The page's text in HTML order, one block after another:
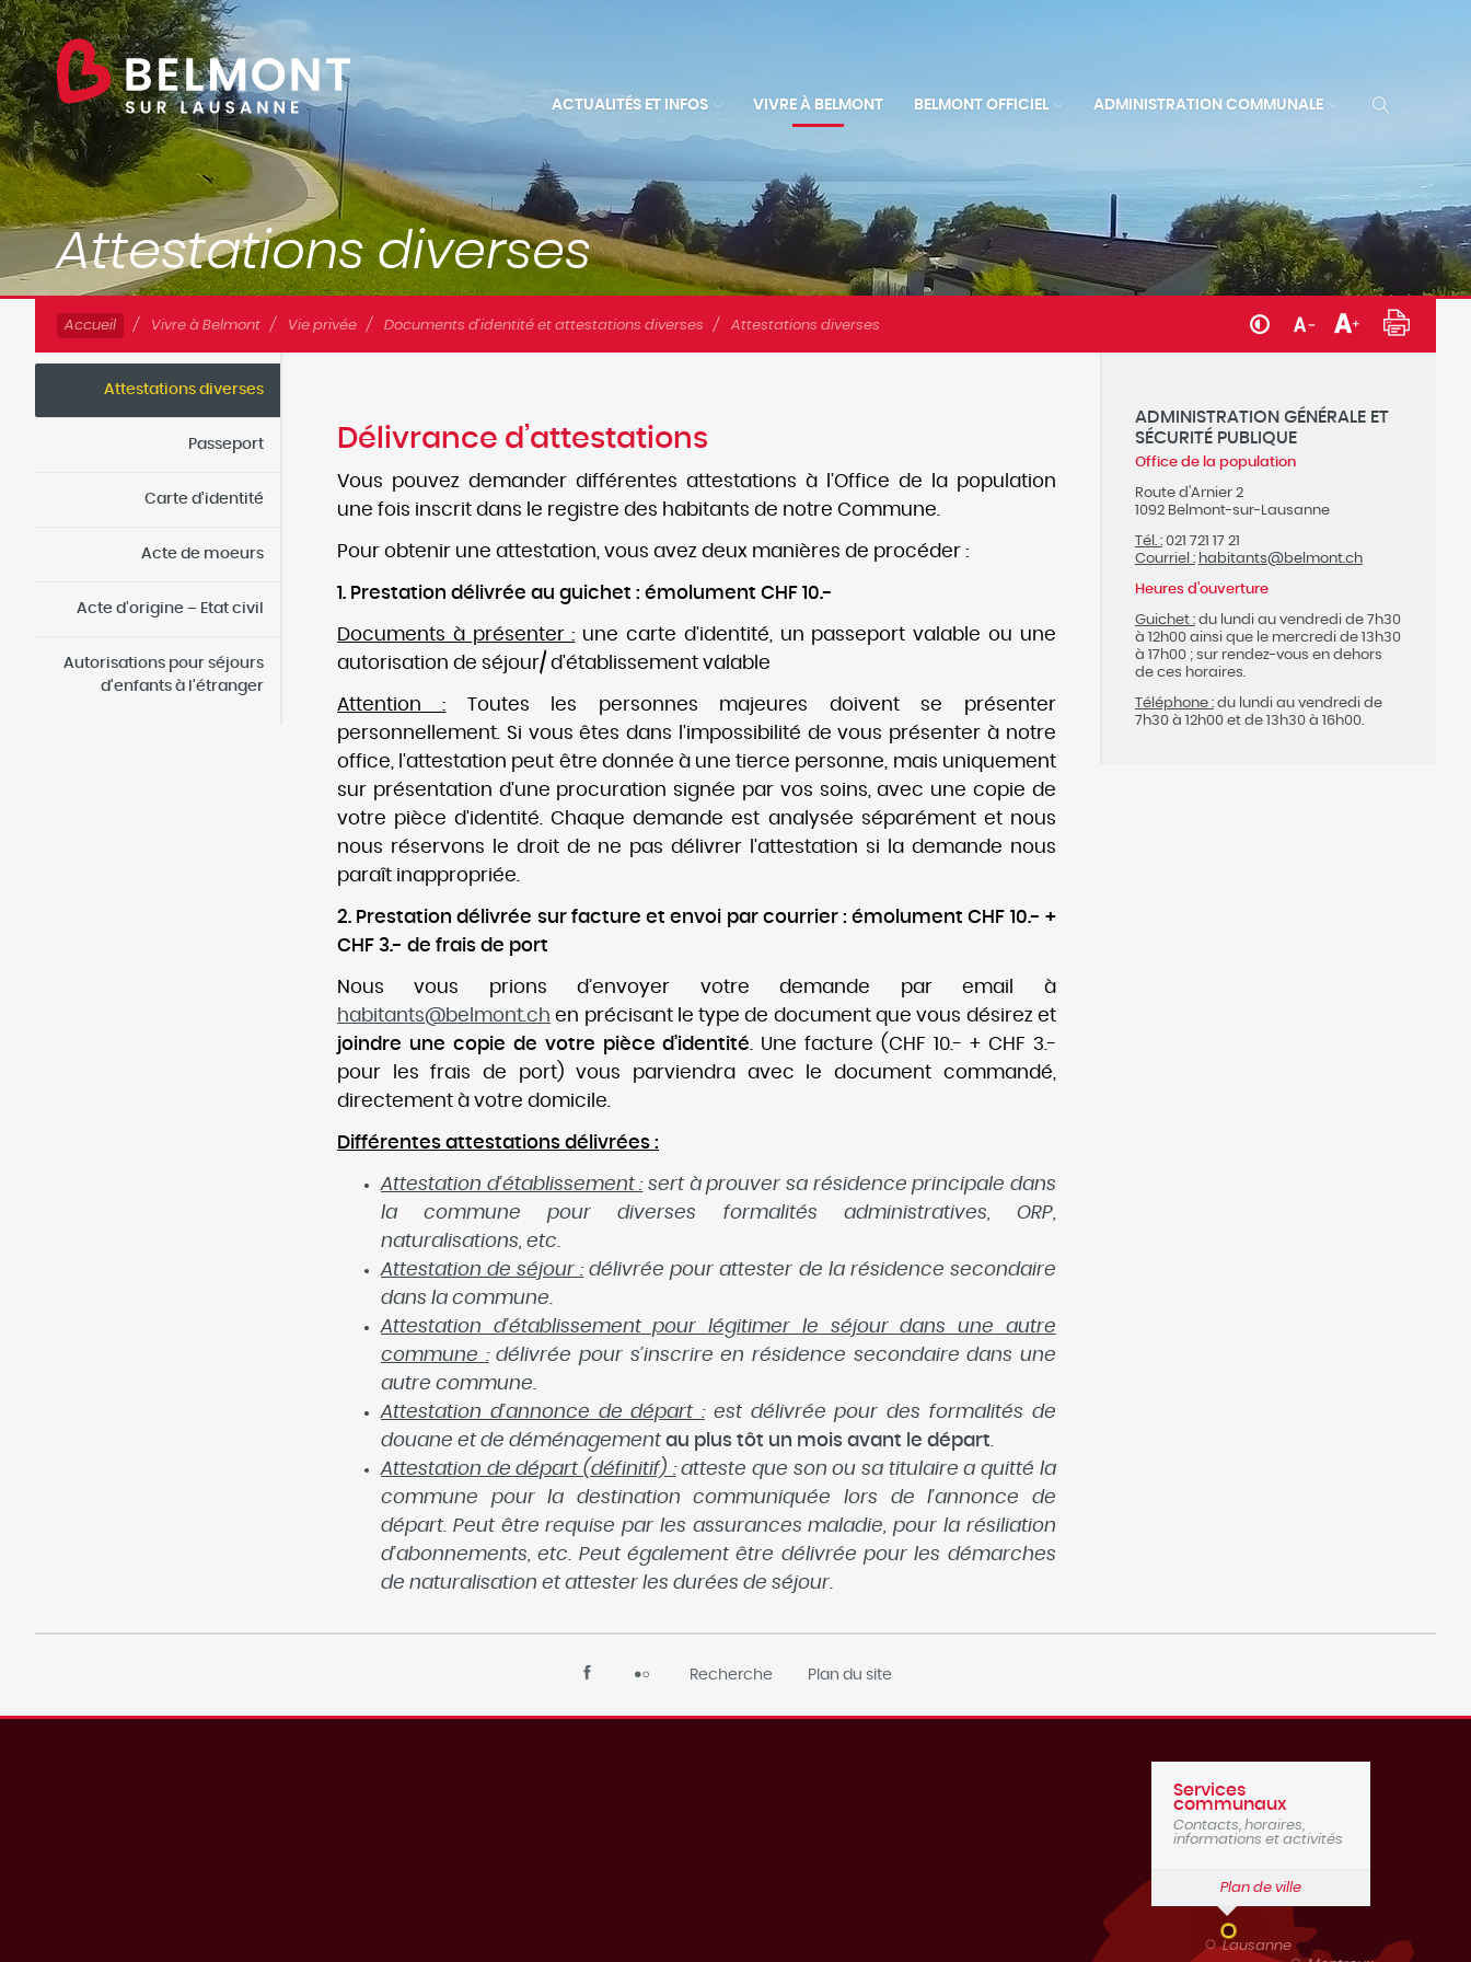
ACTUALITÉS ET INFOS VIVRE À BELMONT BELMONT OFFICIEL ADMINISTRATION COMMUNALE
Accueil Vivre à Belmont Vie privée Documents d’identité et attestations diverses Attestations diverses
Attestations diverses
Passeport
Carte d'identité
Acte de moeurs
Acte d’origine – Etat civil
Autorisations pour séjours
d'enfants à l'étranger
Délivrance d’attestations
Vous pouvez demander différentes attestations à l’Office de la population
une fois inscrit dans le registre des habitants de notre Commune.
Pour obtenir une attestation, vous avez deux manières de procéder :
1. Prestation délivrée au guichet : émolument CHF 10.-
Documents à présenter : une carte d'identité, un passeport valable ou une
autorisation de séjour/ d'établissement valable
Attention : Toutes les personnes majeures doivent se présenter
personnellement. Si vous êtes dans l'impossibilité de vous présenter à notre
office, l'attestation peut être donnée à une tierce personne, mais uniquement
sur présentation d'une procuration signée par vos soins, avec une copie de
votre pièce d'identité. Chaque demande est analysée séparément et nous
nous réservons le droit de ne pas délivrer l'attestation si la demande nous
paraît inappropriée.
2. Prestation délivrée sur facture et envoi par courrier : émolument CHF 10.- +
CHF 3.- de frais de port
Nous vous prions d’envoyer votre demande par email à
habitants@belmont.ch en précisant le type de document que vous désirez et
joindre une copie de votre pièce d’identité . Une facture (CHF 10.- + CHF 3.-
pour les frais de port) vous parviendra avec le document commandé,
directement à votre domicile.
Différentes attestations délivrées :
Attestation d’établissement :sert à prouver sa résidence principale dans
la commune pour diverses formalités administratives, ORP,
naturalisations, etc.
Attestation de séjour :délivrée pour attester de la résidence secondaire
dans la commune.
Attestation d’établissement pour légitimer le séjour dans une autre
commune :délivrée pour s’inscrire en résidence secondaire dans une
autre commune.
Attestation d’annonce de départ :est délivrée pour des formalités de
douane et de déménagementau plus tôt un mois avant le départ
Attestation de départ (définitif) :atteste que son ou sa titulaire a quitté la
commune pour la destination communiquée lors de l’annonce de
départ. Peut être requise par les assurances maladie, pour la résiliation
d’abonnements, etc. Peut également être délivrée pour les démarches
de naturalisation et attester les durées de séjour.
ADMINISTRATION GÉNÉRALE ET
SÉCURITÉ PUBLIQUE
Office de la population
Route d'Arnier 2
1092 Belmont-sur-Lausanne
Tél. :021 721 17 21
Courriel : habitants@belmont.ch
Heures d'ouverture
Guichet :du lundi au vendredi de 7h30
à 12h00 ainsi que le mercredi de 13h30
à 17h00 ; sur rendez-vous en dehors
de ces horaires.
Téléphone :du lundi au vendredi de
7h30 à 12h00 et de 13h30 à 16h00.
Recherche Plan du site
Services
communaux
Contacts, horaires,
informations et activités
Plan de ville
Lausanne